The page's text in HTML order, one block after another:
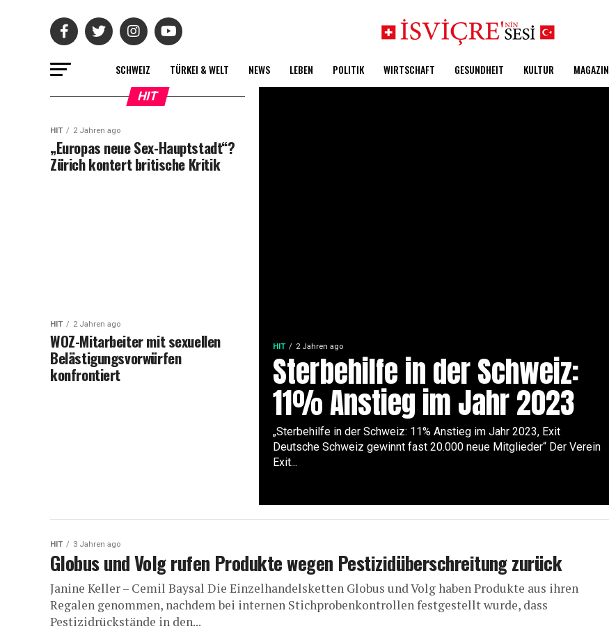
SCHWEIZ TÜRKEI & WELT NEWS LEBEN POLITIK WIRTSCHAFT GESUNDHEIT KULTUR MAGAZIN
HIT 2 Jahren ago
Sterbehilfe in der Schweiz:
11% Anstieg im Jahr 2023
„Sterbehilfe in der Schweiz: 11% Anstieg im Jahr 2023, Exit
Deutsche Schweiz gewinnt fast 20.000 neue Mitglieder“ Der Verein
Exit...
HIT
HIT 2 Jahren ago
„Europas neue Sex-Hauptstadt“?
Zürich kontert britische Kritik
HIT 2 Jahren ago
WOZ-Mitarbeiter mit sexuellen
Belästigungsvorwürfen
konfrontiert
HIT 3 Jahren ago
Globus und Volg rufen Produkte wegen Pestizidüberschreitung zurück
Janine Keller – Cemil Baysal Die Einzelhandelsketten Globus und Volg haben Produkte aus ihren
Regalen genommen, nachdem bei internen Stichprobenkontrollen festgestellt wurde, dass
Pestizidrückstände in den...